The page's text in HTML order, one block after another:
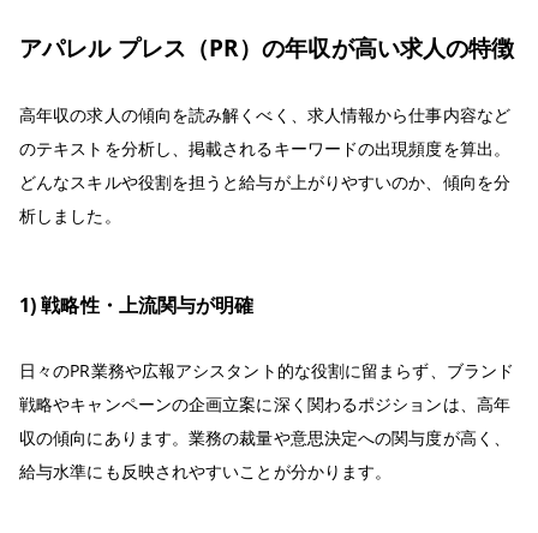
アパレル プレス（PR）の年収が高い求人の特徴
高年収の求人の傾向を読み解くべく、求人情報から仕事内容など
のテキストを分析し、掲載されるキーワードの出現頻度を算出。
どんなスキルや役割を担うと給与が上がりやすいのか、傾向を分
析しました。
1) 戦略性・上流関与が明確
日々のPR業務や広報アシスタント的な役割に留まらず、ブランド
戦略やキャンペーンの企画立案に深く関わるポジションは、高年
収の傾向にあります。業務の裁量や意思決定への関与度が高く、
給与水準にも反映されやすいことが分かります。